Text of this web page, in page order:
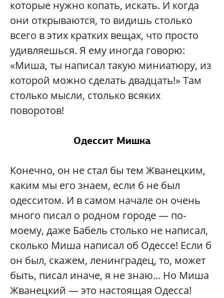
которые нужно копать, искать. И когда
они открываются, то видишь столько
всего в этих кратких вещах, что просто
удивляешься. Я ему иногда говорю:
«Миша, ты написал такую миниатюру, из
которой можно сделать двадцать!» Там
столько мысли, столько всяких
поворотов!
Одессит Мишка
Конечно, он не стал бы тем Жванецким,
каким мы его знаем, если б не был
одесситом. И в самом начале он очень
много писал о родном городе — по-
моему, даже Бабель столько не написал,
сколько Миша написал об Одессе! Если б
он был, скажем, ленинградец, то, может
быть, писал иначе, я не знаю... Но Миша
Жванецкий — это настоящая Одесса!